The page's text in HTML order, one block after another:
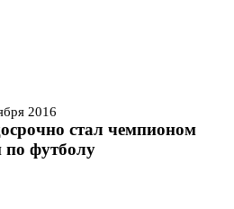
Все новости
2016
стал чемпионом
по футболу